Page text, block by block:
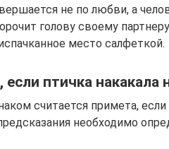
не по любви, а
голову своему
место салфеткой.
птичка накакала
считается примета, если
необходимо